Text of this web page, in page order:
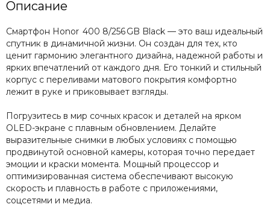
Описание
Смартфон Honor 400 8/256 GB Black — это ваш идеальный
спутник в динамичной жизни. Он создан для тех, кто
ценит гармонию элегантного дизайна, надежной работы и
ярких впечатлений от каждого дня. Его тонкий и стильный
корпус с переливами матового покрытия комфортно
лежит в руке и приковывает взгляды.
Погрузитесь в мир сочных красок и деталей на ярком
OLED-экране с плавным обновлением. Делайте
выразительные снимки в любых условиях с помощью
продвинутой основной камеры, которая точно передает
эмоции и краски момента. Мощный процессор и
оптимизированная система обеспечивают высокую
скорость и плавность в работе с приложениями,
соцсетями и медиа.